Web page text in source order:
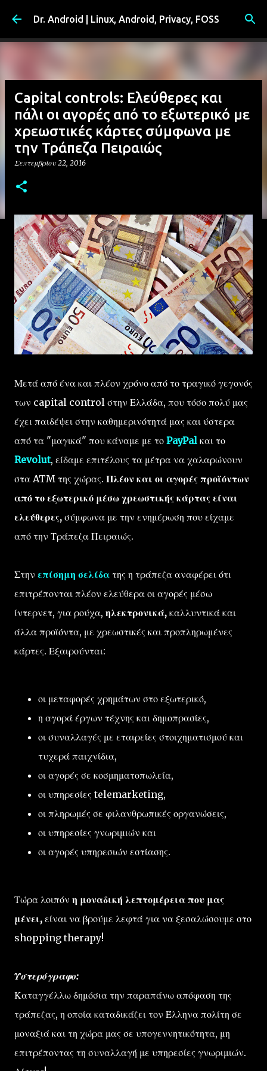
Μετάβαση στο κύριο περιεχόμενο
Dr. Android | Linux, Android, Privacy, FOSS
Capital controls: Ελεύθερες και
πάλι οι αγορές από το εξωτερικό με
χρεωστικές κάρτες σύμφωνα με
την Τράπεζα Πειραιώς
Σεπτεμβρίου 22, 2016
Μετά από ένα και πλέον χρόνο από το τραγικό γεγονός
των capital control στην Ελλάδα, που τόσο πολύ μας
έχει παιδέψει στην καθημερινότητά μας και ύστερα
από τα "μαγικά" που κάναμε με το PayPal και το
Revolut, είδαμε επιτέλους τα μέτρα να χαλαρώνουν
στα ATM της χώρας. Πλέον και οι αγορές προϊόντων
από το εξωτερικό μέσω χρεωστικής κάρτας είναι
ελεύθερες, σύμφωνα με την ενημέρωση που είχαμε
από την Τράπεζα Πειραιώς.
Στην επίσημη σελίδα της η τράπεζα αναφέρει ότι
επιτρέπονται πλέον ελεύθερα οι αγορές μέσω
ίντερνετ, για ρούχα, ηλεκτρονικά, καλλυντικά και
άλλα προϊόντα, με χρεωστικές και προπληρωμένες
κάρτες. Εξαιρούνται:
οι μεταφορές χρημάτων στο εξωτερικό,
η αγορά έργων τέχνης και δημοπρασίες,
οι συναλλαγές με εταιρείες στοιχηματισμού και
τυχερά παιχνίδια,
οι αγορές σε κοσμηματοπωλεία,
οι υπηρεσίες telemarketing,
οι πληρωμές σε φιλανθρωπικές οργανώσεις,
οι υπηρεσίες γνωριμιών και
οι αγορές υπηρεσιών εστίασης.
Τώρα λοιπόν η μοναδική λεπτομέρεια που μας
μένει, είναι να βρούμε λεφτά για να ξεσαλώσουμε στο
shopping therapy!
Υστερόγραφο:
Καταγγέλλω δημόσια την παραπάνω απόφαση της
τράπεζας, η οποία καταδικάζει τον Έλληνα πολίτη σε
μοναξιά και τη χώρα μας σε υπογεννητικότητα, μη
επιτρέποντας τη συναλλαγή με υπηρεσίες γνωριμιών.